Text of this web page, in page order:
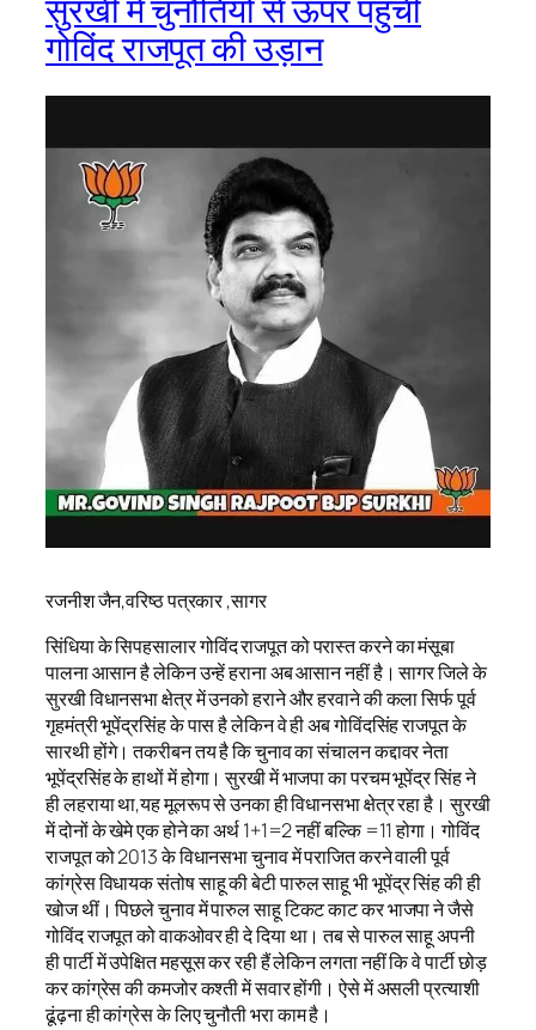
सुरखी में चुनौतियों से ऊपर पहुंची
गोविंद राजपूत की उड़ान
रजनीश जैन,वरिष्ठ पत्रकार ,सागर
सिंधिया के सिपहसालार गोविंद राजपूत को परास्त करने का मंसूबा
पालना आसान है लेकिन उन्हें हराना अब आसान नहीं है। सागर जिले के
सुरखी विधानसभा क्षेत्र में उनको हराने और हरवाने की कला सिर्फ पूर्व
गृहमंत्री भूपेंद्रसिंह के पास है लेकिन वे ही अब गोविंदसिंह राजपूत के
सारथी होंगे। तकरीबन तय है कि चुनाव का संचालन कद्दावर नेता
भूपेंद्रसिंह के हाथों में होगा। सुरखी में भाजपा का परचम भूपेंद्र सिंह ने
ही लहराया था,यह मूलरूप से उनका ही विधानसभा क्षेत्र रहा है। सुरखी
में दोनों के खेमे एक होने का अर्थ 1+1=2 नहीं बल्कि =11 होगा। गोविंद
राजपूत को 2013 के विधानसभा चुनाव में पराजित करने वाली पूर्व
कांग्रेस विधायक संतोष साहू की बेटी पारुल साहू भी भूपेंद्र सिंह की ही
खोज थीं। पिछले चुनाव में पारुल साहू टिकट काट कर भाजपा ने जैसे
गोविंद राजपूत को वाकओवर ही दे दिया था। तब से पारुल साहू अपनी
ही पार्टी में उपेक्षित महसूस कर रही हैं लेकिन लगता नहीं कि वे पार्टी छोड़
कर कांग्रेस की कमजोर कश्ती में सवार होंगी। ऐसे में असली प्रत्याशी
ढूंढ़ना ही कांग्रेस के लिए चुनौती भरा काम है।